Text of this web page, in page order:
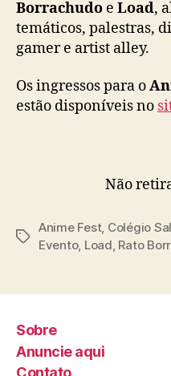
Borrachudo e Load,
temáticos, palestras,
gamer e artist alley.
Os ingressos para o
estão disponíveis no
Não
T
Anime Fest, Colégio
Evento, Load, Rato
Sobre
Anuncie aqui